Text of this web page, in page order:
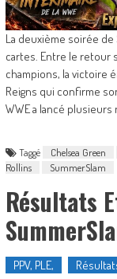
La deuxième soirée
cartes. Entre le retour
champions, la victoire
Reigns qui confirme
WWE a lancé plusieurs
Taggé Chelsea Green
Rollins
SummerSlam
Résultats
PPV, PLE,